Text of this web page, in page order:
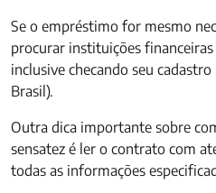
Se o empréstimo for mesmo
procurar instituições
inclusive checando seu
Brasil).
Outra dica importante sobre
sensatez é ler o contrato com
todas as informações